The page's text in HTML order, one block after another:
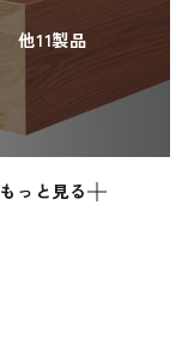
他11製品
もっと見る